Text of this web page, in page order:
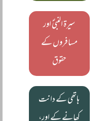
سیرۃ النبیؐ اور
مسافروں کے
حقوق
ہاتھی کے دانت